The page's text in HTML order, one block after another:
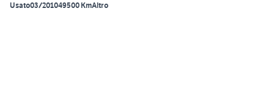
Usato03/201049500 KmAltro